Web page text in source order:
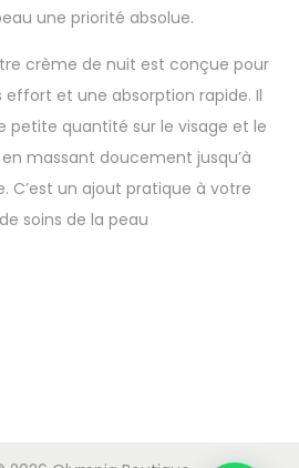
une priorité absolue.
crème de nuit est conçue pour
et une absorption rapide. Il
petite quantité sur le visage et le
massant doucement jusqu’à
C’est un ajout pratique à votre
soins de la peau